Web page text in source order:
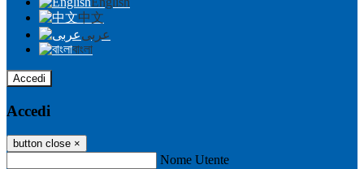
中文
عربى
বাংলা
Accedi
Accedi
button close ×
Nome Utente